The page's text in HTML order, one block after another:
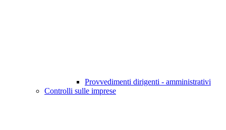
Provvedimenti dirigenti - amministrativi
Controlli sulle imprese